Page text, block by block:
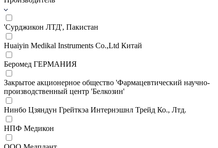
'Сурджикон ЛТД', Пакистан
Huaiyin Medikal Instruments Co.,Ltd Китай
Беромед ГЕРМАНИЯ
Закрытое акционерное общество 'Фармацевтический научно-
производственный центр 'Белкозин'
Нинбо Цзяндун Грейткэа Интернэшнл Трейд Ко., Лтд.
НПФ Медикон